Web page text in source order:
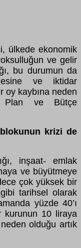
ülkede ekonomik
ve gelir
bu durumun da
ve iktidar
oy kaybına neden
Plan ve Bütçe
krizi de
inşaat- emlak
ve büyütmeye
çok yüksek bir
tarihsel olarak
yüzde 40’ı
kurunun 10 liraya
olduğu artık